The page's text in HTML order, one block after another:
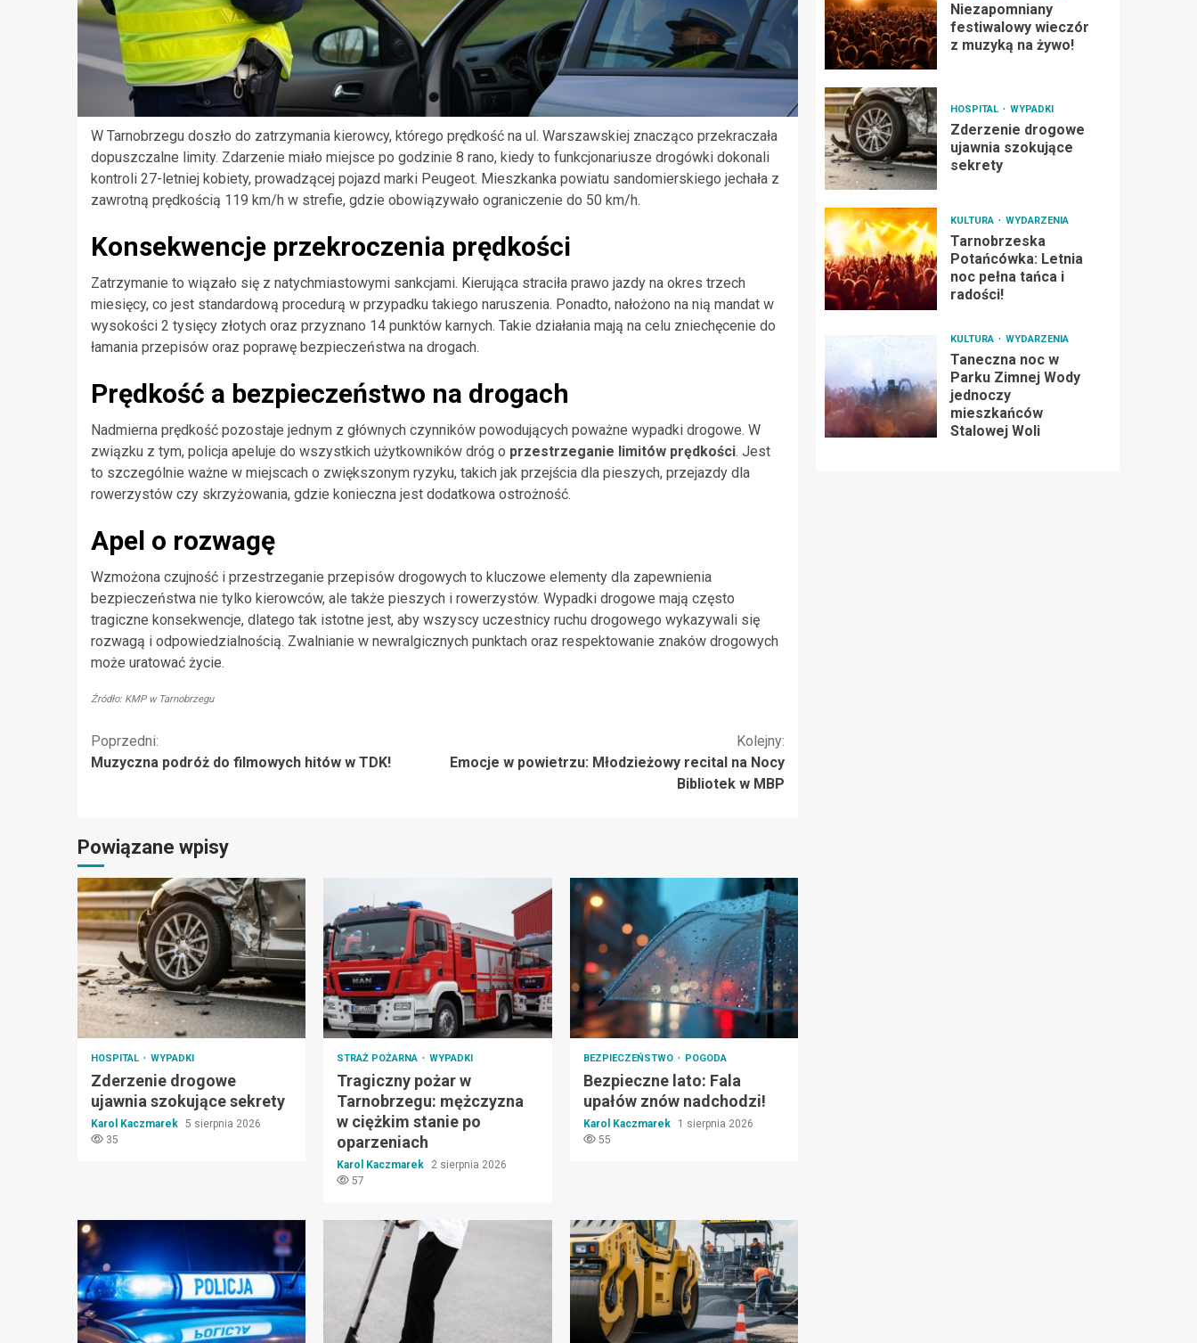
W Tarnobrzegu doszło do zatrzymania kierowcy, którego prędkość na ul. Warszawskiej znacząco przekraczała
dopuszczalne limity. Zdarzenie miało miejsce po godzinie 8 rano, kiedy to funkcjonariusze drogówki dokonali
kontroli 27-letniej kobiety, prowadzącej pojazd marki Peugeot. Mieszkanka powiatu sandomierskiego jechała z
zawrotną prędkością 119 km/h w strefie, gdzie obowiązywało ograniczenie do 50 km/h.
Konsekwencje przekroczenia prędkości
Zatrzymanie to wiązało się z natychmiastowymi sankcjami. Kierująca straciła prawo jazdy na okres trzech
miesięcy, co jest standardową procedurą w przypadku takiego naruszenia. Ponadto, nałożono na nią mandat w
wysokości 2 tysięcy złotych oraz przyznano 14 punktów karnych. Takie działania mają na celu zniechęcenie do
łamania przepisów oraz poprawę bezpieczeństwa na drogach.
Prędkość a bezpieczeństwo na drogach
Nadmierna prędkość pozostaje jednym z głównych czynników powodujących poważne wypadki drogowe. W
związku z tym, policja apeluje do wszystkich użytkowników dróg o przestrzeganie limitów prędkości. Jest
to szczególnie ważne w miejscach o zwiększonym ryzyku, takich jak przejścia dla pieszych, przejazdy dla
rowerzystów czy skrzyżowania, gdzie konieczna jest dodatkowa ostrożność.
Apel o rozwagę
Wzmożona czujność i przestrzeganie przepisów drogowych to kluczowe elementy dla zapewnienia
bezpieczeństwa nie tylko kierowców, ale także pieszych i rowerzystów. Wypadki drogowe mają często
tragiczne konsekwencje, dlatego tak istotne jest, aby wszyscy uczestnicy ruchu drogowego wykazywali się
rozwagą i odpowiedzialnością. Zwalnianie w newralgicznych punktach oraz respektowanie znaków drogowych
może uratować życie.
Źródło: KMP w Tarnobrzegu
Kontynuuj
Poprzedni:
Muzyczna podróż do filmowych hitów w TDK!
Kolejny:
Emocje w powietrzu: Młodzieżowy recital na Nocy
Bibliotek w MBP
Powiązane wpisy
HOSPITAL WYPADKI
Zderzenie drogowe
ujawnia szokujące sekrety
Karol Kaczmarek 5 sierpnia 2026
35
STRAŻ POŻARNA WYPADKI
Tragiczny pożar w
Tarnobrzegu: mężczyzna
w ciężkim stanie po
oparzeniach
Karol Kaczmarek
2 sierpnia 2026
57
BEZPIECZEŃSTWO POGODA
Bezpieczne lato: Fala
upałów znów nadchodzi!
Karol Kaczmarek
1 sierpnia 2026
55
Niezapomniany
festiwalowy wieczór
z muzyką na żywo!
HOSPITAL WYPADKI
Zderzenie drogowe
ujawnia szokujące
sekrety
KULTURA WYDARZENIA
Tarnobrzeska
Potańcówka: Letnia
noc pełna tańca i
radości!
KULTURA WYDARZENIA
Taneczna noc w
Parku Zimnej Wody
jednoczy
mieszkańców
Stalowej Woli